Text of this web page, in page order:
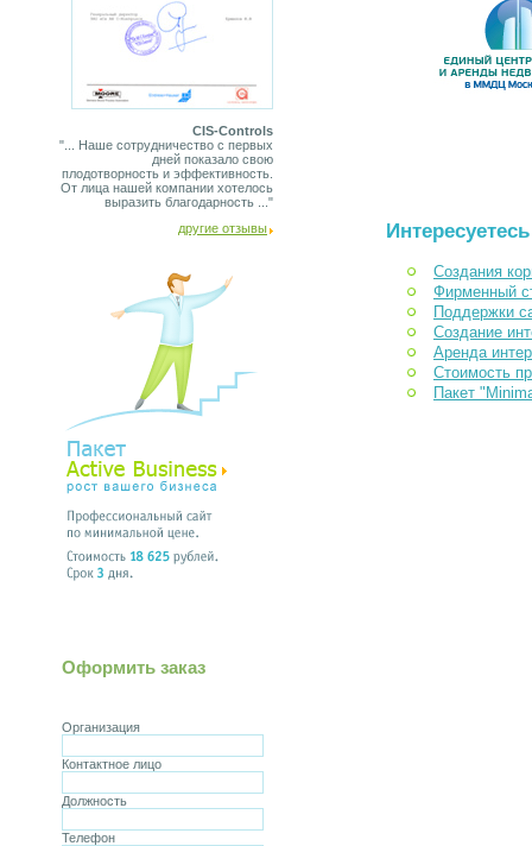
CIS-Controls
"... Наше сотрудничество с первых
дней показало свою
плодотворность и эффективность.
От лица нашей компании хотелось
выразить благодарность ..."
другие отзывы
Оформить заказ
Организация
Контактное лицо
Должность
Телефон
Создания
Фирменный
Поддержки
Создание
Аренда
Стоимость
Пакет